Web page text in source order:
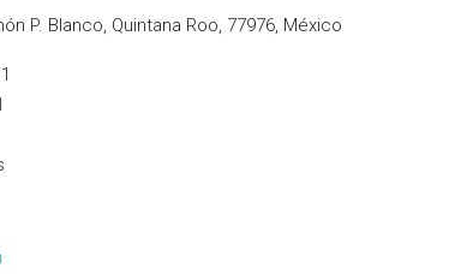
P. Blanco, Quintana Roo, 77976, México
1